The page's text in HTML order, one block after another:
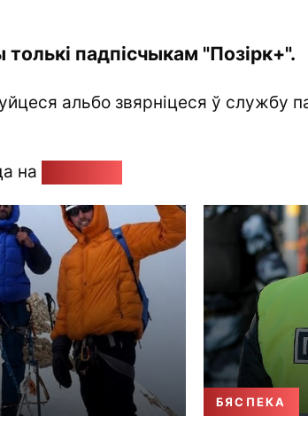
падпісчыкам "Позірк+".
альбо звярніцеся ў службу
на
БЯСПЕКА